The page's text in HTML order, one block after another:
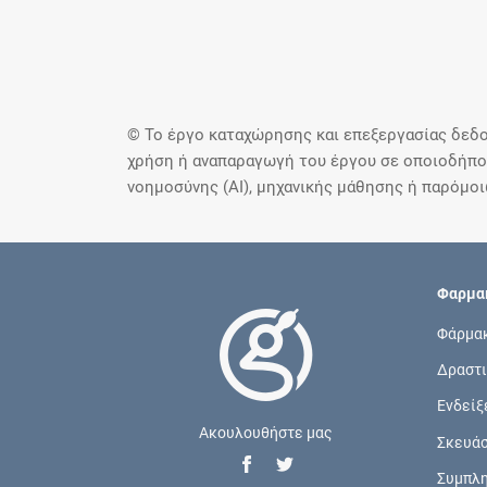
© Το έργο καταχώρησης και επεξεργασίας
χρήση ή αναπαραγωγή του έργου σε
νοημοσύνης (AI), μηχανικής μάθησης ή
Ακουλουθήστε μας